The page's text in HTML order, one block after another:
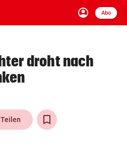
account_circle
Anmelden
Abo
close Schließen
arrow_right
droht nach
Teilen